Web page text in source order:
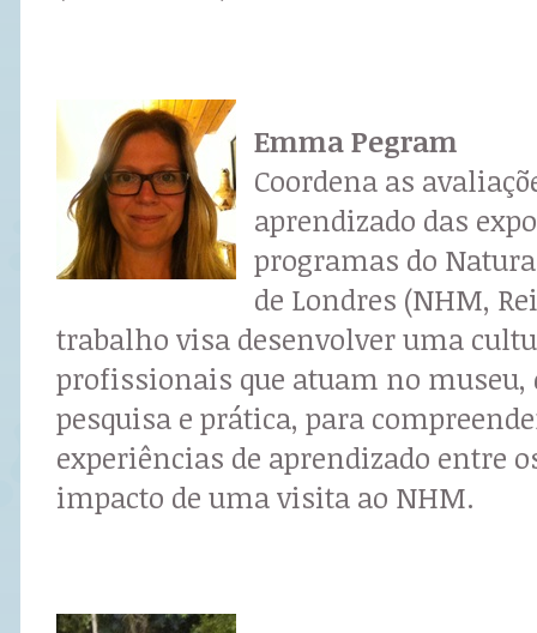
Emma Pegram
Coordena as
aprendizado das
programas do
de Londres (NHM,
trabalho visa desenvolver uma
profissionais que atuam no museu,
pesquisa e prática, para
experiências de aprendizado entre
impacto de uma visita ao NHM.